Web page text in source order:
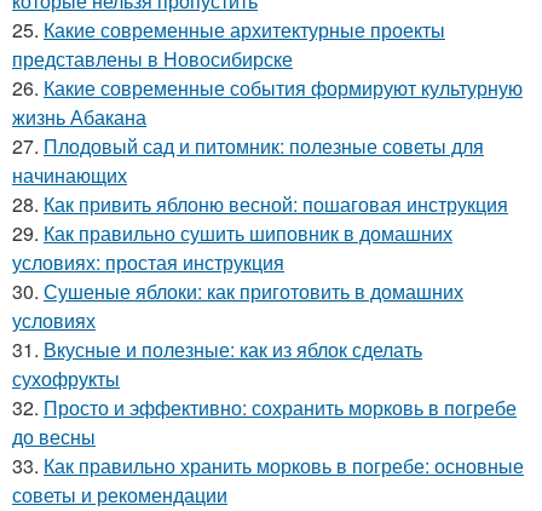
25. Какие современные архитектурные проекты
представлены в Новосибирске
26. Какие современные события формируют культурную
жизнь Абакана
27. Плодовый сад и питомник: полезные советы для
начинающих
28. Как привить яблоню весной: пошаговая инструкция
29. Как правильно сушить шиповник в домашних
условиях: простая инструкция
30. Сушеные яблоки: как приготовить в домашних
условиях
31. Вкусные и полезные: как из яблок сделать
сухофрукты
32. Просто и эффективно: сохранить морковь в погребе
до весны
33. Как правильно хранить морковь в погребе: основные
советы и рекомендации